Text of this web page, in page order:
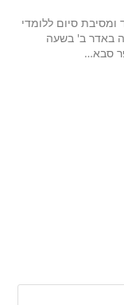
סיום ללומדי
סדר מועד יתקיים ביום שני 28.3 כ"ה באדר ב' בשעה